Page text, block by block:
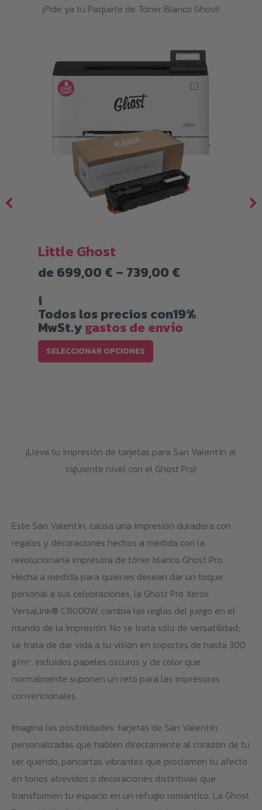
¡Pide ya tu Paquete de Tóner Blanco Ghost!
Little Ghost
de 699,00 € – 739,00 €
desde
699,00 €
i
Todos los precios con19%
MwSt.ygastos de envío
SELECCIONAR OPCIONES
Este
producto
se
la
página
de
producto
¡Lleva tu impresión de tarjetas para San Valentín al
siguiente nivel con el Ghost Pro!
Este San Valentín, causa una impresión duradera con
regalos y decoraciones hechos a medida con la
revolucionaria impresora de tóner blanco Ghost Pro.
Hecha a medida para quienes desean dar un toque
personal a sus celebraciones, la Ghost Pro Xerox
VersaLink® C8000W, cambia las reglas del juego en el
mundo de la impresión. No se trata sólo de versatilidad;
se trata de dar vida a tu visión en soportes de hasta 300
g/m², incluidos papeles oscuros y de color que
normalmente suponen un reto para las impresoras
convencionales.
Imagina las posibilidades: tarjetas de San Valentín
personalizadas que hablen directamente al corazón de tu
ser querido, pancartas vibrantes que proclamen tu afecto
en tonos atrevidos o decoraciones distintivas que
transformen tu espacio en un refugio romántico. La Ghost